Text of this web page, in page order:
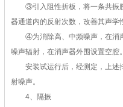
③引入阻性折板，将一条共振腔
器通道内的反射次数，改善其声学
④为消除高、中频噪声，在消声
噪声辐射，在消声器外围设置空腔。
安装试运行后，经测定，上述
射噪声。
4、隔振